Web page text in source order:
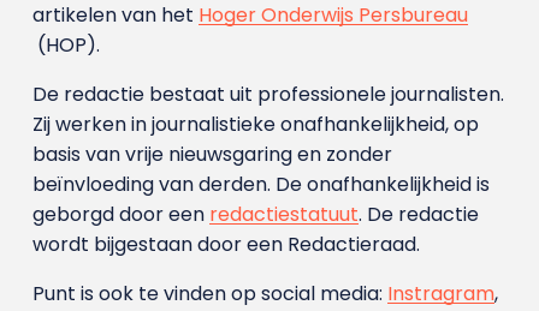
artikelen van het Hoger Onderwijs Persbureau
(HOP).
De redactie bestaat uit professionele journalisten.
Zij werken in journalistieke onafhankelijkheid, op
basis van vrije nieuwsgaring en zonder
beïnvloeding van derden. De onafhankelijkheid is
geborgd door een redactiestatuut. De redactie
wordt bijgestaan door een Redactieraad.
Punt is ook te vinden op social media: Instragram,